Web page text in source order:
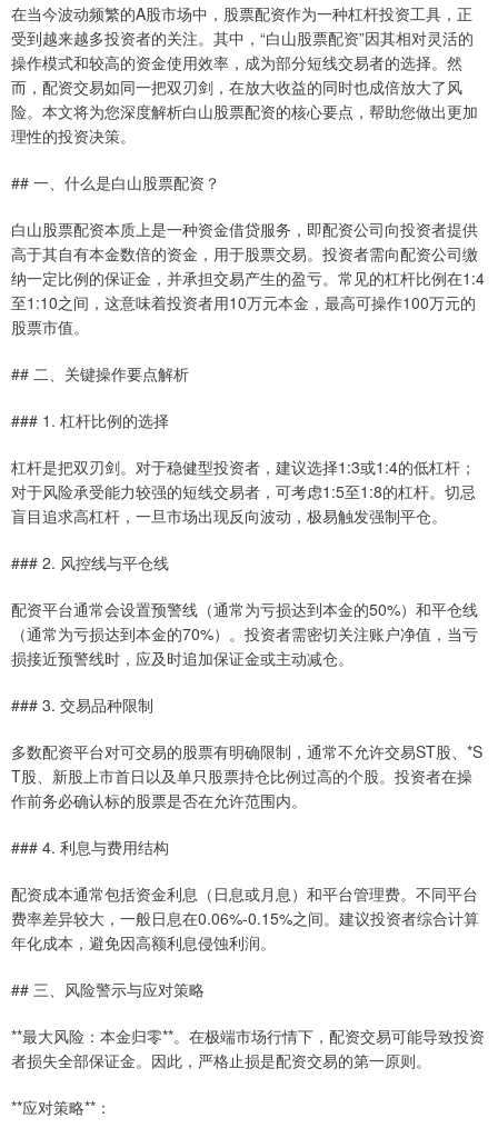
在当今波动频繁的A股市场中，股票配资作为一种杠杆投资工具，正
受到越来越多投资者的关注。其中，“白山股票配资”因其相对灵活的
操作模式和较高的资金使用效率，成为部分短线交易者的选择。然
而，配资交易如同一把双刃剑，在放大收益的同时也成倍放大了风
险。本文将为您深度解析白山股票配资的核心要点，帮助您做出更加
理性的投资决策。
## 一、什么是白山股票配资？
白山股票配资本质上是一种资金借贷服务，即配资公司向投资者提供
高于其自有本金数倍的资金，用于股票交易。投资者需向配资公司缴
纳一定比例的保证金，并承担交易产生的盈亏。常见的杠杆比例在1:4
至1:10之间，这意味着投资者用10万元本金，最高可操作100万元的
股票市值。
## 二、关键操作要点解析
### 1. 杠杆比例的选择
杠杆是把双刃剑。对于稳健型投资者，建议选择1:3或1:4的低杠杆；
对于风险承受能力较强的短线交易者，可考虑1:5至1:8的杠杆。切忌
盲目追求高杠杆，一旦市场出现反向波动，极易触发强制平仓。
### 2. 风控线与平仓线
配资平台通常会设置预警线（通常为亏损达到本金的50%）和平仓线
（通常为亏损达到本金的70%）。投资者需密切关注账户净值，当亏
损接近预警线时，应及时追加保证金或主动减仓。
### 3. 交易品种限制
多数配资平台对可交易的股票有明确限制，通常不允许交易ST股、*S
T股、新股上市首日以及单只股票持仓比例过高的个股。投资者在操
作前务必确认标的股票是否在允许范围内。
### 4. 利息与费用结构
配资成本通常包括资金利息（日息或月息）和平台管理费。不同平台
费率差异较大，一般日息在0.06%-0.15%之间。建议投资者综合计算
年化成本，避免因高额利息侵蚀利润。
## 三、风险警示与应对策略
**最大风险：本金归零**。在极端市场行情下，配资交易可能导致投资
者损失全部保证金。因此，严格止损是配资交易的第一原则。
**应对策略**：